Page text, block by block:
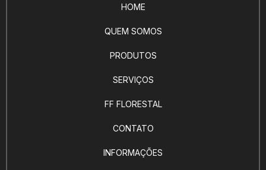
HOME
QUEM SOMOS
PRODUTOS
SERVIÇOS
FF FLORESTAL
CONTATO
INFORMAÇÕES